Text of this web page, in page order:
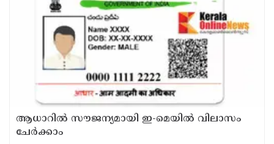
ആധാറിൽ സൗജന്യമായി ഇ-മെയിൽ വിലാസം
ചേർക്കാം